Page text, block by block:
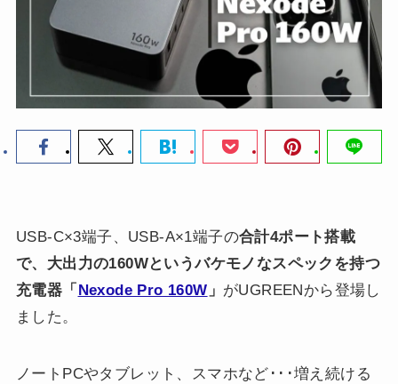
USB-C×3端子、USB-A×1端子の合計4ポート搭載
で、大出力の160Wというバケモノなスペックを持つ
充電器「 Nexode Pro 160W 」 がUGREENから登場し
ました。
ノートPCやタブレット、スマホなど･･･増え続ける